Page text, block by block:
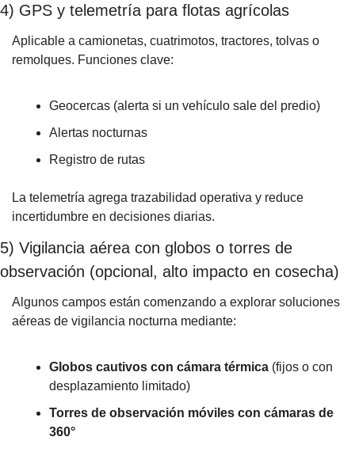
4) GPS y telemetría para flotas agrícolas
Aplicable a camionetas, cuatrimotos, tractores, tolvas o
remolques. Funciones clave:
Geocercas (alerta si un vehículo sale del predio)
Alertas nocturnas
Registro de rutas
La telemetría agrega trazabilidad operativa y reduce
incertidumbre en decisiones diarias.
5) Vigilancia aérea con globos o torres de
observación (opcional, alto impacto en cosecha)
Algunos campos están comenzando a explorar soluciones
aéreas de vigilancia nocturna mediante:
Globos cautivos con cámara térmica (fijos o con
desplazamiento limitado)
Torres de observación móviles con cámaras de
360°